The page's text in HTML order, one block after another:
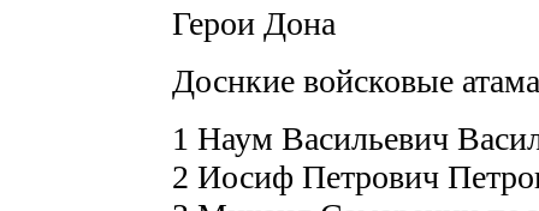
Герои Дона
Доснкие войсковые
1 Наум Васильевич
2 Иосиф Петрович